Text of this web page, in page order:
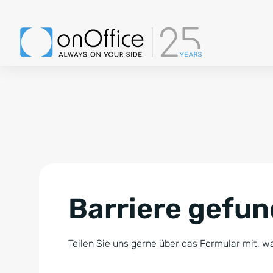
Barriere
Teilen Sie uns gerne über das Formular mit,